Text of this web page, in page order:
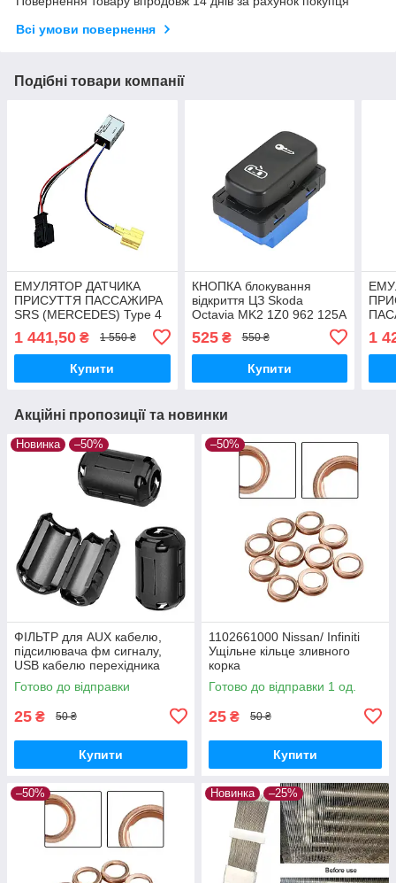
Всі умови повернення
Подібні товари компанії
ЕМУЛЯТОР ДАТЧИКА
ПРИСУТТЯ ПАССАЖИРА
SRS (MERCEDES) Type 4
2009, C W203 2005-2007
1 441,50 ₴ 1 550 ₴
Купити
КНОПКА блокування
відкриття ЦЗ Skoda
Octavia MK2 1Z0 962 125A
/1ZD 962 125A Yeti 2004-
2013
525₴ 550 ₴
Купити
1
Акційні пропозиції та новинки
Новинка –50%
ФІЛЬТР для AUX кабелю,
підсилювача фм сигналу,
USB кабелю перехідника
Готово до відправки
25 ₴ 50 ₴
Купити
–50%
1102661000 Nissan/ Infiniti
Ущільне кільце зливного
корка
Готово до відправки 1 од.
25 ₴ 50 ₴
Купити
–50% Новинка –25%